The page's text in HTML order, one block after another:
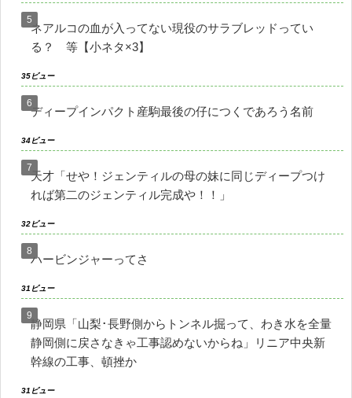
ネアルコの血が入ってない現役のサラブレッドってい
る？ 等【小ネタ×3】
35ビュー
ディープインパクト産駒最後の仔につくであろう名前
34ビュー
天才「せや！ジェンティルの母の妹に同じディープつけ
れば第二のジェンティル完成や！！」
32ビュー
ハービンジャーってさ
31ビュー
静岡県「山梨･長野側からトンネル掘って、わき水を全量
静岡側に戻さなきゃ工事認めないからね」リニア中央新
幹線の工事、頓挫か
31ビュー